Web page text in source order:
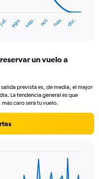
ago. sep. oct. nov. dic.
un vuelo a
prevista es, de media, el mejor
La tendencia general es que
caro será tu vuelo.